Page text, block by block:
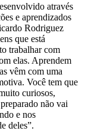
através
e aprendizados
Rodriguez
que está
trabalhar com
elas. Aprendem
vêm com uma
Você tem que
curiosos,
não vai
e nos
deles”.